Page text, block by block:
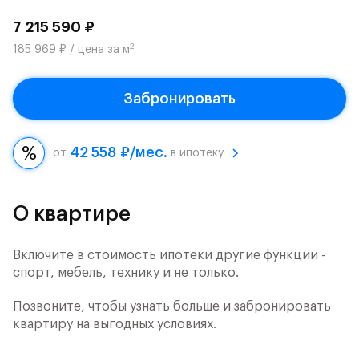
7 215 590 ₽
185 969 ₽ / цена за м2
Забронировать
от 42 558 ₽/мес. в ипотеку
О квартире
Включите в стоимость ипотеки другие функции -
спорт, мебель, технику и не только.
Позвоните, чтобы узнать больше и забронировать
квартиру на выгодных условиях.